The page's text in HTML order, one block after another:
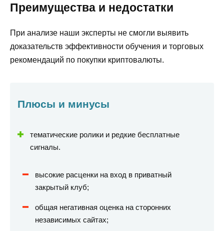
Преимущества и недостатки
При анализе наши эксперты не смогли выявить
доказательств эффективности обучения и торговых
рекомендаций по покупки криптовалюты.
Плюсы и минусы
тематические ролики и редкие бесплатные
сигналы.
высокие расценки на вход в приватный
закрытый клуб;
общая негативная оценка на сторонних
независимых сайтах;